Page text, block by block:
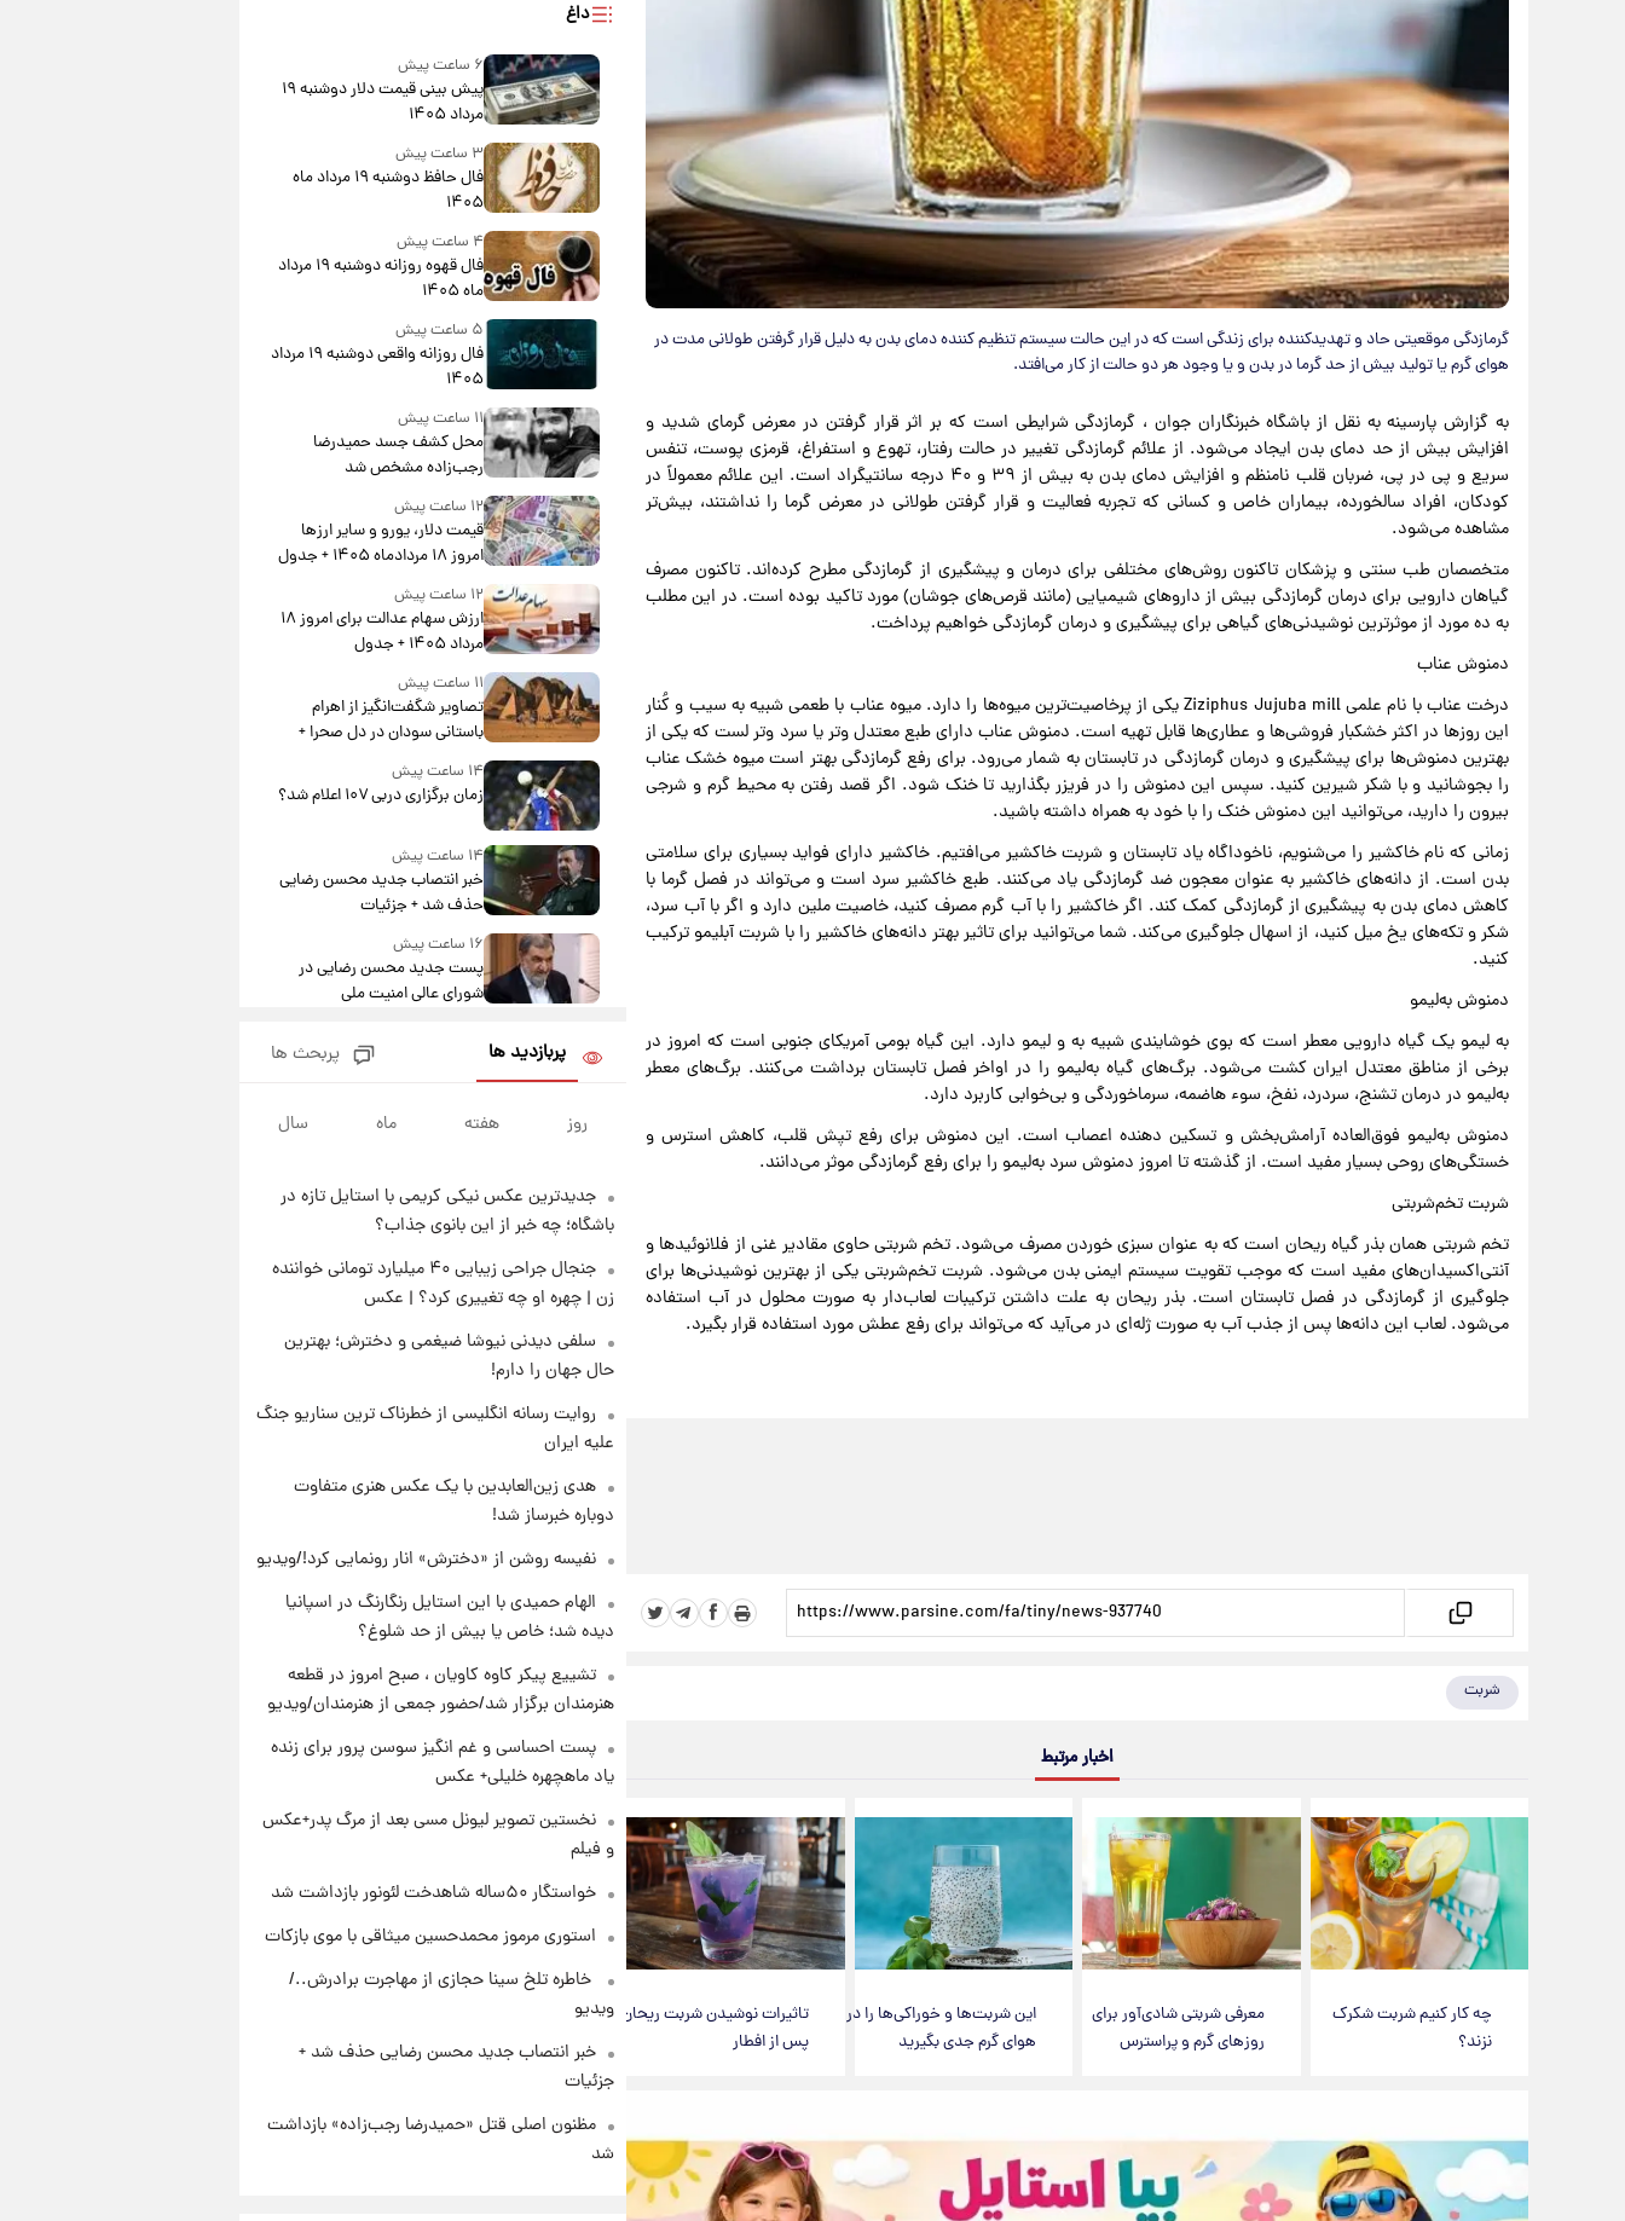
گرمازدگی موقعیتی حاد و تهدیدکننده برای زندگی است که در این حالت سیستم تنظیم کننده دمای بدن به دلیل قرار گرفتن طولانی مدت در
هوای گرم یا تولید بیش از حد گرما در بدن و یا وجود هر دو حالت از کار می‌افتد.
به گزارش پارسینه به نقل از باشگاه خبرنگاران جوان ، گرمازدگی شرایطی است که بر اثر قرار گرفتن در معرض گرمای شدید و
افزایش بیش از حد دمای بدن ایجاد می‌شود. از علائم گرمازدگی تغییر در حالت رفتار، تهوع و استفراغ، قرمزی پوست، تنفس
سریع و پی در پی، ضربان قلب نامنظم و افزایش دمای بدن به بیش از ۳۹ و ۴۰ درجه سانتیگراد است. این علائم معمولاً در
کودکان، افراد سالخورده، بیماران خاص و کسانی که تجربه فعالیت و قرار گرفتن طولانی در معرض گرما را نداشتند، بیش‌تر
مشاهده می‌شود.
متخصصان طب سنتی و پزشکان تاکنون روش‌های مختلفی برای درمان و پیشگیری از گرمازدگی مطرح کرده‌اند. تاکنون مصرف
گیاهان دارویی برای درمان گرمازدگی بیش از داروهای شیمیایی (مانند قرص‌های جوشان) مورد تاکید بوده است. در این مطلب
به ده مورد از موثرترین نوشیدنی‌های گیاهی برای پیشگیری و درمان گرمازدگی خواهیم پرداخت.
دمنوش عناب
درخت عناب با نام علمی Ziziphus Jujuba mill یکی از پرخاصیت‌ترین میوه‌ها را دارد. میوه عناب با طعمی شبیه به سیب و کُنار
این روزها در اکثر خشکبار فروشی‌ها و عطاری‌ها قابل تهیه است. دمنوش عناب دارای طبع معتدل وتر یا سرد وتر لست که یکی از
بهترین دمنوش‌ها برای پیشگیری و درمان گرمازدگی در تابستان به شمار می‌رود. برای رفع گرمازدگی بهتر است میوه خشک عناب
را بجوشانید و با شکر شیرین کنید. سپس این دمنوش را در فریزر بگذارید تا خنک شود. اگر قصد رفتن به محیط گرم و شرجی
بیرون را دارید، می‌توانید این دمنوش خنک را با خود به همراه داشته باشید.
زمانی که نام خاکشیر را می‌شنویم، ناخوداگاه یاد تابستان و شربت خاکشیر می‌افتیم. خاکشیر دارای فواید بسیاری برای سلامتی
بدن است. از دانه‌های خاکشیر به عنوان معجون ضد گرمازدگی یاد می‌کنند. طبع خاکشیر سرد است و می‌تواند در فصل گرما با
کاهش دمای بدن به پیشگیری از گرمازدگی کمک کند. اگر خاکشیر را با آب گرم مصرف کنید، خاصیت ملین دارد و اگر با آب سرد،
شکر و تکه‌های یخ میل کنید، از اسهال جلوگیری می‌کند. شما می‌توانید برای تاثیر بهتر دانه‌های خاکشیر را با شربت آبلیمو ترکیب
کنید.
دمنوش به‌لیمو
به لیمو یک گیاه دارویی معطر است که بوی خوشایندی شبیه به و لیمو دارد. این گیاه بومی آمریکای جنوبی است که امروز در
برخی از مناطق معتدل ایران کشت می‌شود. برگ‌های گیاه به‌لیمو را در اواخر فصل تابستان برداشت می‌کنند. برگ‌های معطر
به‌لیمو در درمان تشنج، سردرد، نفخ، سوء هاضمه، سرماخوردگی و بی‌خوابی کاربرد دارد.
دمنوش به‌لیمو فوق‌العاده آرامش‌بخش و تسکین دهنده اعصاب است. این دمنوش برای رفع تپش قلب، کاهش استرس و
خستگی‌های روحی بسیار مفید است. از گذشته تا امروز دمنوش سرد به‌لیمو را برای رفع گرمازدگی موثر می‌دانند.
شربت تخم‌شربتی
تخم شربتی همان بذر گیاه ریحان است که به عنوان سبزی خوردن مصرف می‌شود. تخم شربتی حاوی مقادیر غنی از فلانوئیدها و
آنتی‌اکسیدان‌های مفید است که موجب تقویت سیستم ایمنی بدن می‌شود. شربت تخم‌شربتی یکی از بهترین نوشیدنی‌ها برای
جلوگیری از گرمازدگی در فصل تابستان است. بذر ریحان به علت داشتن ترکیبات لعاب‌دار به صورت محلول در آب استفاده
می‌شود. لعاب این دانه‌ها پس از جذب آب به صورت ژله‌ای در می‌آید که می‌تواند برای رفع عطش مورد استفاده قرار بگیرد.
شربت
اخبار مرتبط
چه کار کنیم شربت شکرک
نزند؟
معرفی شربتی شادی‌آور برای
روزهای گرم و پراسترس
این شربت‌ها و خوراکی‌ها را در
هوای گرم جدی بگیرید
تاثیرات نوشیدن شربت ریحان
پس از افطار
داغ
۶ ساعت پیش
پیش‌ بینی قیمت دلار دوشنبه ۱۹
مرداد ۱۴۰۵
۳ ساعت پیش
فال حافظ دوشنبه ۱۹ مرداد ماه
۱۴۰۵
۴ ساعت پیش
فال قهوه روزانه دوشنبه ۱۹ مرداد
ماه ۱۴۰۵
۵ ساعت پیش
فال روزانه واقعی دوشنبه ۱۹ مرداد
۱۴۰۵
۱۱ ساعت پیش
محل کشف جسد حمیدرضا
رجب‌زاده مشخص شد
۱۲ ساعت پیش
قیمت دلار، یورو و سایر ارزها
امروز ۱۸ مردادماه ۱۴۰۵ + جدول
۱۲ ساعت پیش
ارزش سهام عدالت برای امروز ۱۸
مرداد ۱۴۰۵ + جدول
۱۱ ساعت پیش
تصاویر شگفت‌انگیز از اهرام
باستانی سودان در دل صحرا +
عکس
۱۴ ساعت پیش
زمان برگزاری دربی ۱۰۷ اعلام شد؟
۱۴ ساعت پیش
خبر انتصاب جدید محسن رضایی
حذف شد + جزئیات
۱۶ ساعت پیش
پست جدید محسن رضایی در
شورای عالی امنیت ملی
آتش‌سوزی در لوناپارک شیراز؛
آخرین وضعیت خزندگان خطرناک
۲۰ ساعت پیش
۲۱ ساعت پیش
نخستین تصویر لیونل مسی بعد از
مرگ پدر+عکس و فیلم
۲۱ ساعت پیش
میثاقی با موی بازکات
پربازدید ها پربحث ها
روز هفته ماه سال
جدیدترین عکس نیکی کریمی با استایل تازه در
باشگاه؛ چه خبر از این بانوی جذاب؟
جنجال جراحی زیبایی ۴۰ میلیارد تومانی خواننده
زن | چهره او چه تغییری کرد؟ | عکس
سلفی دیدنی نیوشا ضیغمی و دخترش؛ بهترین
حال جهان را دارم!
روایت رسانه انگلیسی از خطرناک ترین سناریو جنگ
علیه ایران
هدی زین‌العابدین با یک عکس هنری متفاوت
دوباره خبرساز شد!
نفیسه روشن از «دخترش» انار رونمایی کرد!/ویدیو
الهام حمیدی با این استایل رنگارنگ در اسپانیا
دیده شد؛ خاص یا بیش از حد شلوغ؟
تشییع پیکر کاوه کاویان ، صبح امروز در قطعه
هنرمندان برگزار شد/حضور جمعی از هنرمندان/ویدیو
پست احساسی و غم انگیز سوسن پرور برای زنده
یاد ماهچهره خلیلی+ عکس
نخستین تصویر لیونل مسی بعد از مرگ پدر+عکس
و فیلم
خواستگار ۵۰ساله شاهدخت لئونور بازداشت شد
استوری مرموز محمدحسین میثاقی با موی بازکات
⁨ خاطره تلخ سینا حجازی از مهاجرت برادرش../
ویدیو
خبر انتصاب جدید محسن رضایی حذف شد +
جزئیات
مظنون اصلی قتل «حمیدرضا رجب‌زاده» بازداشت
شد